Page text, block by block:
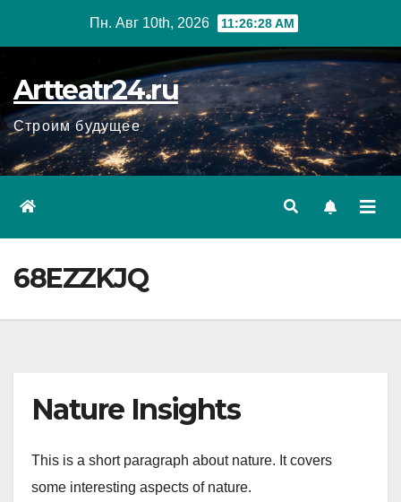
Пн. Авг 10th, 2026 11:26:29 AM
Artteatr24.ru
Строим будущее
68EZZKJQ
Nature Insights
This is a short paragraph about nature. It covers
some interesting aspects of nature.